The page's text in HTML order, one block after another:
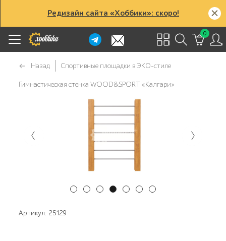
Редизайн сайта «Хоббики»: скоро!
0
Назад Спортивные площадки в ЭКО-стиле
Гимнастическая стенка WOOD&SPORT «Калгари»
Артикул: 25129